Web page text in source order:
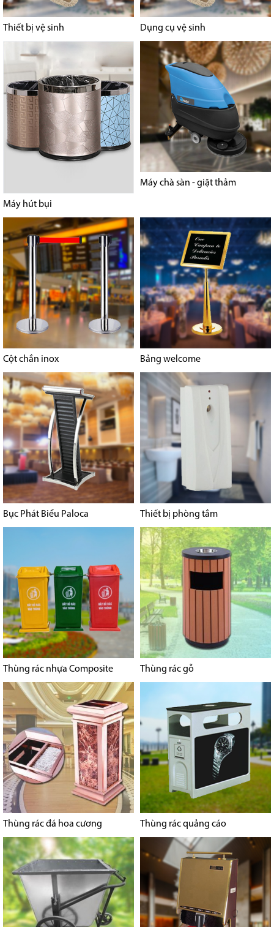
Thiết bị vệ sinh Dụng cụ vệ sinh
Máy hút bụi
Máy chà sàn - giặt thảm
Cột chắn inox Bảng welcome
Bục Phát Biểu Paloca Thiết bị phòng tắm
Thùng rác nhựa Composite Thùng rác gỗ
Thùng rác đá hoa cương Thùng rác quảng cáo